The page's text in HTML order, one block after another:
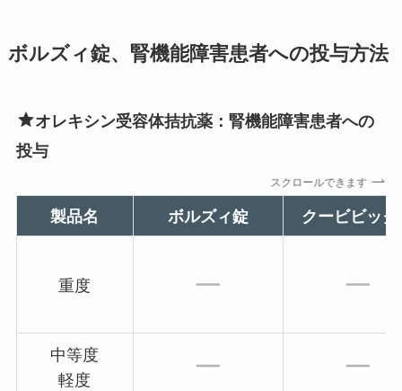
ボルズィ錠、腎機能障害患者への投与方法
オレキシン受容体拮抗薬：腎機能障害患者への
投与
スクロールできます
製品名 ボルズィ錠 クービビッ
重度
中等度
軽度